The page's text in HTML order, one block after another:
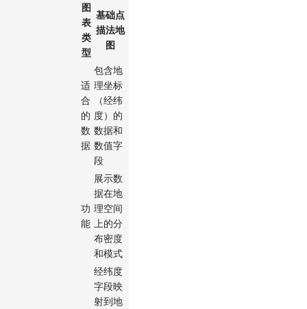
图
表
类
型
基础点
描法地
图
适
合
的
数
据
包含地
理坐标
（经纬
度）的
数据和
数值字
段
功
能
展示数
据在地
理空间
上的分
布密度
和模式
经纬度
字段映
射到地